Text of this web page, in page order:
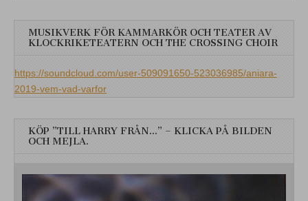
MUSIKVERK FÖR KAMMARKÖR OCH TEATER AV
KLOCKRIKETEATERN OCH THE CROSSING CHOIR
https://soundcloud.com/user-509091650-523036985/aniara-
2019-vem-vad-varfor
KÖP ”TILL HARRY FRÅN…” – KLICKA PÅ BILDEN
OCH MEJLA.